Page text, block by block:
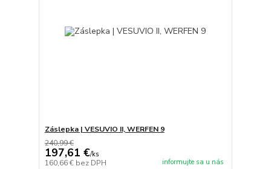
Záslepka | VESUVIO II, WERFEN 9
240,99 €
197,61 €/ks
160,66 € bez DPH informujte sa u nás